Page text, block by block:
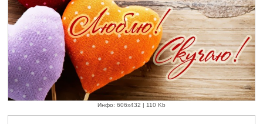
Инфо: 606х432 | 110 Kb